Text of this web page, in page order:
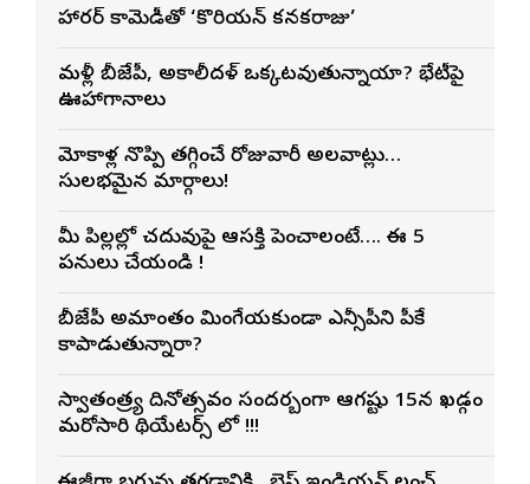
శాఖల అధికారులు
హారర్ కామెడీతో ‘కొరియన్ కనకరాజు’
మళ్లీ బీజేపీ, అకాలీదళ్ ఒక్కటవుతున్నాయా? భేటీపై
ఊహాగానాలు
మోకాళ్ల నొప్పి తగ్గించే రోజువారీ అలవాట్లు…
సులభమైన మార్గాలు!
మీ పిల్లల్లో చదువుపై ఆసక్తి పెంచాలంటే…. ఈ 5
పనులు చేయండి !
బీజేపీ అమాంతం మింగేయకుండా ఎన్సీపీని పీకే
కాపాడుతున్నారా?
స్వాతంత్ర్య దినోత్సవం సందర్బంగా ఆగష్టు 15న ఖడ్గం
మరోసారి థియేటర్స్ లో !!!